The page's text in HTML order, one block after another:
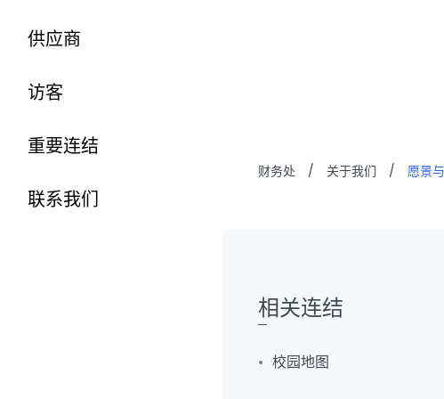
供应商
访客
重要连结
联系我们
财务处 / 关于我们 / 愿景
相关连结
校园地图